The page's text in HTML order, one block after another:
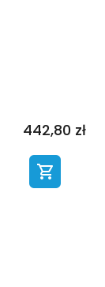
442,80 zł